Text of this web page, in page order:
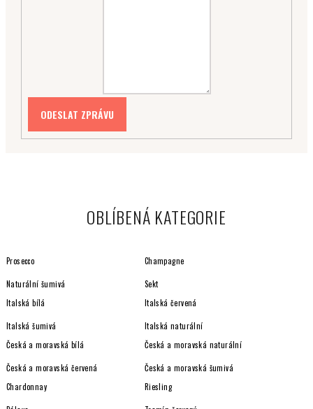
OBLÍBENÁ KATEGORIE
Prosecco Champagne
Naturální šumivá
Sekt
Italská bílá
Italská červená
Italská šumivá
Italská naturální
Česká a moravská bílá
Česká a moravská naturální
Česká a moravská červená
Česká a moravská šumivá
Chardonnay
Riesling